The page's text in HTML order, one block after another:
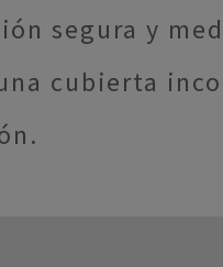
segura y
cubierta